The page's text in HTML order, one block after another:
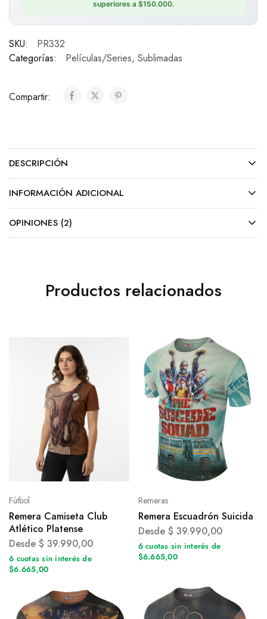
superiores a $150.000.
SKU:
PR332
Categorías:
Películas/Series, Sublimadas
Compartir:
DESCRIPCIÓN
INFORMACIÓN ADICIONAL
OPINIONES (2)
Productos relacionados
Fútbol
Remera Camiseta Club
Atlético Platense
Desde $ 39.990,00
6 cuotas sin interés de
$6.665,00
Remeras
Remera Escuadrón Suicida
Desde $ 39.990,00
6 cuotas sin interés de
$6.665,00